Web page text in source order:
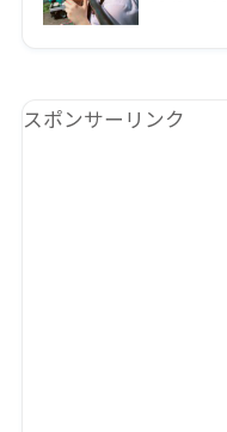
スポンサーリンク